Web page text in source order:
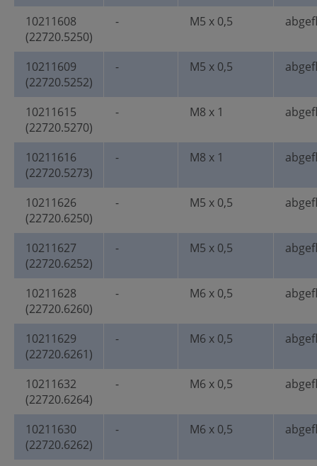
10211608
(22720.5250)
- M5 x 0,5
10211609
(22720.5252)
- M5 x 0,5
10211615
(22720.5270)
- M8 x 1
10211616
(22720.5273)
- M8 x 1
10211626
(22720.6250)
- M5 x 0,5
10211627
(22720.6252)
- M5 x 0,5
10211628
(22720.6260)
- M6 x 0,5
10211629
(22720.6261)
- M6 x 0,5
10211632
(22720.6264)
- M6 x 0,5
10211630
(22720.6262)
- M6 x 0,5